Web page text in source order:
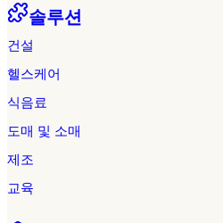
솔루션
건설
헬스케어
식음료
도매 및 소매
제조
교육